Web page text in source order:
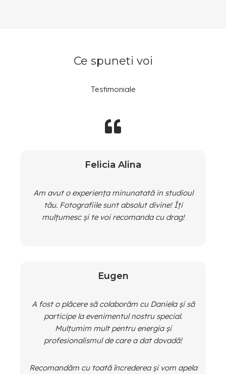
Ce spuneti voi
Testimoniale
Felicia Alina
Am avut o experiența minunatată in studioul
tău. Fotografiile sunt absolut divine! Îți
mulțumesc și te voi recomanda cu drag!
Eugen
A fost o plăcere să colaborăm cu Daniela și să
participe la evenimentul nostru special.
Mulțumim mult pentru energia și
profesionalismul de care a dat dovadă!
Recomandăm cu toată încrederea și vom apela